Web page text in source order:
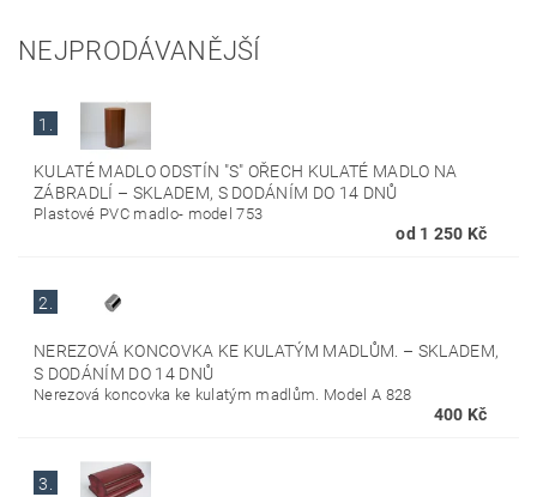
NEJPRODÁVANĚJŠÍ
1.
KULATÉ MADLO ODSTÍN "S" OŘECH KULATÉ MADLO NA
ZÁBRADLÍ – SKLADEM, S DODÁNÍM DO 14 DNŮ
Plastové PVC madlo- model 753
od 1 250 Kč
2.
NEREZOVÁ KONCOVKA KE KULATÝM MADLŮM. – SKLADEM,
S DODÁNÍM DO 14 DNŮ
Nerezová koncovka ke kulatým madlům. Model A 828
400 Kč
3.